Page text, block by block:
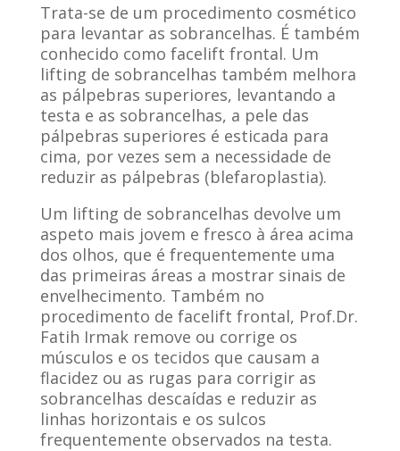
Trata-se de um procedimento cosmético
para levantar as sobrancelhas. É também
conhecido como facelift frontal. Um
lifting de sobrancelhas também melhora
as pálpebras superiores, levantando a
testa e as sobrancelhas, a pele das
pálpebras superiores é esticada para
cima, por vezes sem a necessidade de
reduzir as pálpebras (blefaroplastia).
Um lifting de sobrancelhas devolve um
aspeto mais jovem e fresco à área acima
dos olhos, que é frequentemente uma
das primeiras áreas a mostrar sinais de
envelhecimento. Também no
procedimento de facelift frontal, Prof.Dr.
Fatih Irmak remove ou corrige os
músculos e os tecidos que causam a
flacidez ou as rugas para corrigir as
sobrancelhas descaídas e reduzir as
linhas horizontais e os sulcos
frequentemente observados na testa.